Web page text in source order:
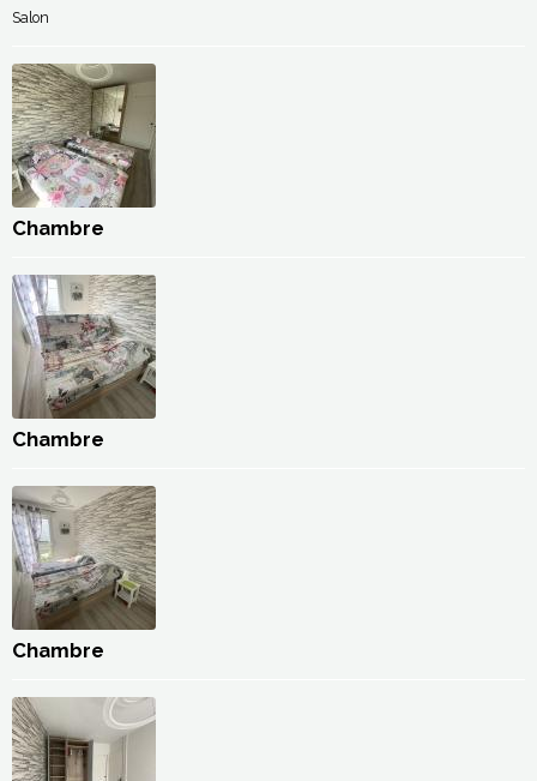
Salon
Chambre
Chambre
Chambre